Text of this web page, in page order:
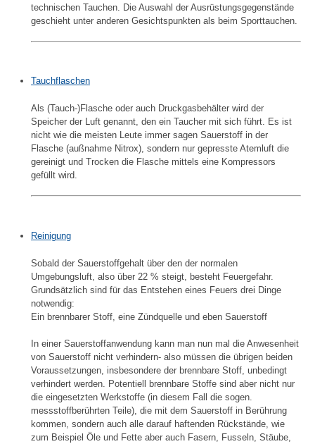
technischen Tauchen. Die Auswahl der Ausrüstungsgegenstände
geschieht unter anderen Gesichtspunkten als beim Sporttauchen.
Tauchflaschen
Als (Tauch-)Flasche oder auch Druckgasbehälter wird der
Speicher der Luft genannt, den ein Taucher mit sich führt. Es ist
nicht wie die meisten Leute immer sagen Sauerstoff in der
Flasche (außnahme Nitrox), sondern nur gepresste Atemluft die
gereinigt und Trocken die Flasche mittels eine Kompressors
gefüllt wird.
Reinigung
Sobald der Sauerstoffgehalt über den der normalen
Umgebungsluft, also über 22 % steigt, besteht Feuergefahr.
Grundsätzlich sind für das Entstehen eines Feuers drei Dinge
notwendig:
Ein brennbarer Stoff, eine Zündquelle und eben Sauerstoff
In einer Sauerstoffanwendung kann man nun mal die Anwesenheit
von Sauerstoff nicht verhindern- also müssen die übrigen beiden
Voraussetzungen, insbesondere der brennbare Stoff, unbedingt
verhindert werden. Potentiell brennbare Stoffe sind aber nicht nur
die eingesetzten Werkstoffe (in diesem Fall die sogen.
messstoffberührten Teile), die mit dem Sauerstoff in Berührung
kommen, sondern auch alle darauf haftenden Rückstände, wie
zum Beispiel Öle und Fette aber auch Fasern, Fusseln, Stäube,